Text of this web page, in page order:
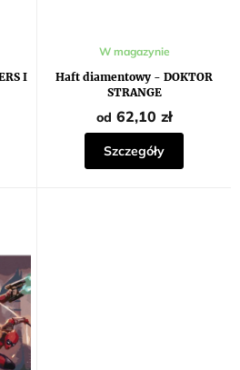
I
Haft diamentowy - DOKTOR
STRANGE
W magazynie
od 62,10 zł
Szczegóły